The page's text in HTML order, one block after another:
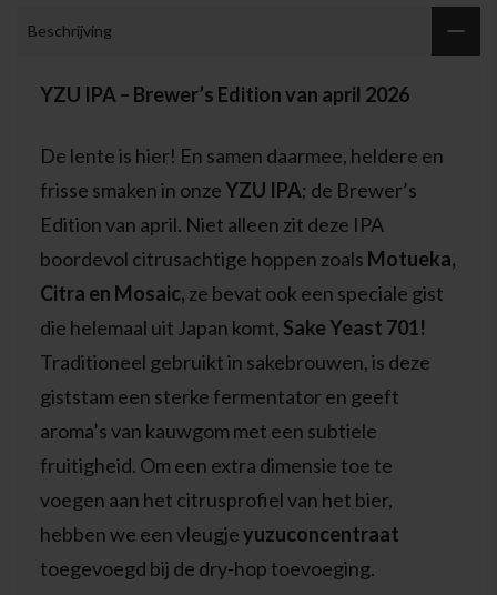
Beschrijving
YZU IPA – Brewer’s Edition van april 2026
De lente is hier! En samen daarmee, heldere en
frisse smaken in onzeYZU IPA; de Brewer’s
Edition van april. Niet alleen zit deze IPA
boordevol citrusachtige hoppen zoals Motueka,
Citra en Mosaic, ze bevat ook een speciale gist
die helemaal uit Japan komt, Sake Yeast 701!
Traditioneel gebruikt in sakebrouwen, is deze
giststam een sterke fermentator en geeft
aroma’s van kauwgom met een subtiele
fruitigheid. Om een extra dimensie toe te
voegen aan het citrusprofiel van het bier,
hebben we een vleugjeyuzuconcentraat
toegevoegd bij de dry-hop toevoeging.